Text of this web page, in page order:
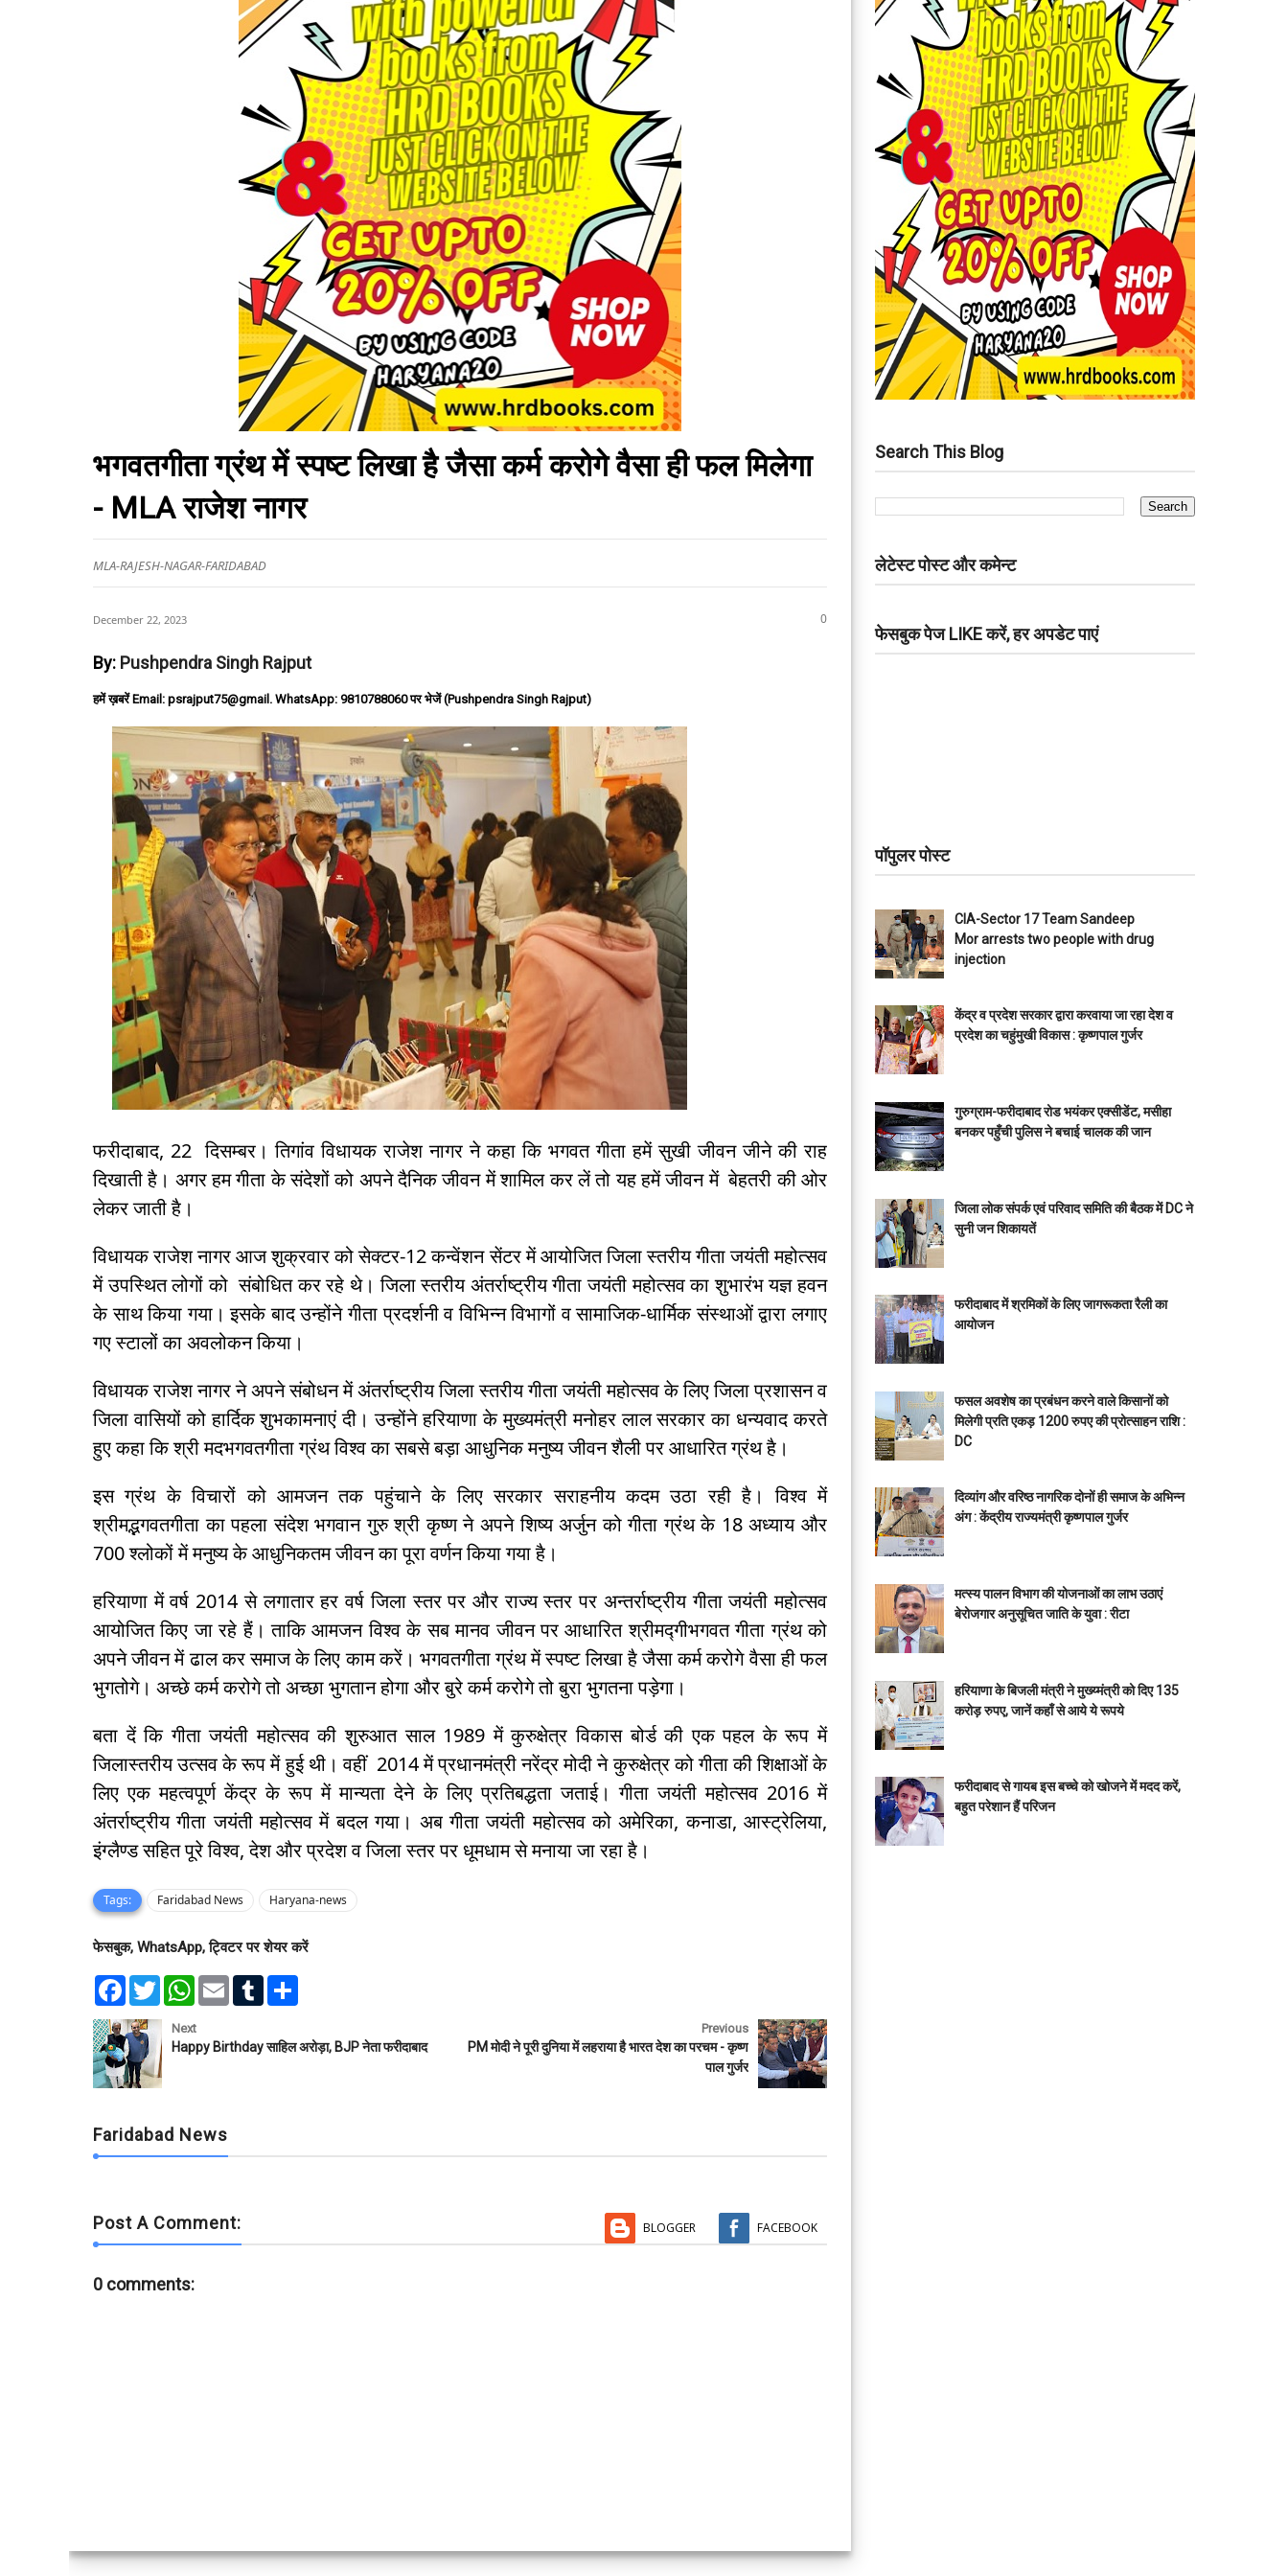
भगवतगीता ग्रंथ में स्पष्ट लिखा है जैसा कर्म करोगे वैसा ही फल मिलेगा
- MLA राजेश नागर
MLA-RAJESH-NAGAR-FARIDABAD
December 22, 2023 0
By: Pushpendra Singh Rajput
हमें ख़बरें Email: psrajput75@gmail. WhatsApp: 9810788060 पर भेजें (Pushpendra Singh Rajput)
फरीदाबाद, 22 दिसम्बर। तिगांव विधायक राजेश नागर ने कहा कि भगवत गीता हमें सुखी जीवन जीने की राह
दिखाती है। अगर हम गीता के संदेशों को अपने दैनिक जीवन में शामिल कर लें तो यह हमें जीवन में बेहतरी की ओर
लेकर जाती है।
विधायक राजेश नागर आज शुक्रवार को ‌सेक्टर-12 कन्वेंशन सेंटर में आयोजित जिला स्तरीय गीता जयंती महोत्सव
में उपस्थित लोगों को संबोधित कर रहे थे। जिला स्तरीय अंतर्राष्ट्रीय गीता जयंती महोत्सव का शुभारंभ यज्ञ हवन
के साथ किया गया। इसके बाद उन्होंने गीता प्रदर्शनी व विभिन्न विभागों व सामाजिक-धार्मिक संस्थाओं द्वारा लगाए
गए स्टालों का अवलोकन किया।
विधायक राजेश नागर ने अपने संबोधन में अंतर्राष्ट्रीय जिला स्तरीय गीता जयंती महोत्सव के लिए जिला प्रशासन व
जिला वासियों को हार्दिक शुभकामनाएं दी। उन्होंने हरियाणा के मुख्यमंत्री मनोहर लाल सरकार का धन्यवाद करते
हुए कहा कि श्री मदभगवतगीता ग्रंथ विश्व का सबसे बड़ा आधुनिक मनुष्य जीवन शैली पर आधारित ग्रंथ है।
इस ग्रंथ के विचारों को आमजन तक पहुंचाने के लिए सरकार सराहनीय कदम उठा रही है। विश्व में
श्रीमद्भगवतगीता का पहला संदेश भगवान गुरु श्री कृष्ण ने अपने शिष्य अर्जुन को गीता ग्रंथ के 18 अध्याय और
700 श्लोकों में मनुष्य के आधुनिकतम जीवन का पूरा वर्णन किया गया है।
हरियाणा में वर्ष 2014 से लगातार हर वर्ष जिला स्तर पर और राज्य स्तर पर अन्तर्राष्ट्रीय गीता जयंती महोत्सव
आयोजित किए जा रहे हैं। ताकि आमजन विश्व के सब मानव जीवन पर आधारित श्रीमद्गीभगवत गीता ग्रंथ को
अपने जीवन में ढाल कर समाज के लिए काम करें। भगवतगीता ग्रंथ में स्पष्ट लिखा है जैसा कर्म करोगे वैसा ही फल
भुगतोगे। अच्छे कर्म करोगे तो अच्छा भुगतान होगा और बुरे कर्म करोगे तो बुरा भुगतना पड़ेगा।
बता दें कि गीता जयंती महोत्सव की शुरुआत साल 1989 में कुरुक्षेत्र विकास बोर्ड की एक पहल के रूप में
जिलास्तरीय उत्सव के रूप में हुई थी। वहीं 2014 में प्रधानमंत्री नरेंद्र मोदी ने कुरुक्षेत्र को गीता की शिक्षाओं के
लिए एक महत्वपूर्ण केंद्र के रूप में मान्यता देने के लिए प्रतिबद्धता जताई। गीता जयंती महोत्सव 2016 में
अंतर्राष्ट्रीय गीता जयंती महोत्सव में बदल गया। अब गीता जयंती महोत्सव को अमेरिका, कनाडा, आस्ट्रेलिया,
इंग्लैण्ड सहित पूरे विश्व, देश और प्रदेश व जिला स्तर पर धूमधाम से मनाया जा रहा है।
Tags: Faridabad News Haryana-news
फेसबुक, WhatsApp, ट्विटर पर शेयर करें
F
e
b
o
o
k
T
w
t
e
r
W
t
s
A
E
l
T
l
e
Next
Happy Birthday साहिल अरोड़ा, BJP नेता फरीदाबाद
Previous
PM मोदी ने पूरी दुनिया में लहराया है भारत देश का परचम - कृष्ण
पाल गुर्जर
Faridabad News
Post A Comment: BLOGGER FACEBOOK
0 comments:
Search This Blog
लेटेस्ट पोस्ट और कमेन्ट
फेसबुक पेज LIKE करें, हर अपडेट पाएं
पॉपुलर पोस्ट
CIA-Sector 17 Team Sandeep
Mor arrests two people with drug
injection
केंद्र व प्रदेश सरकार द्वारा करवाया जा रहा देश व
प्रदेश का चहुंमुखी विकास : कृष्णपाल गुर्जर
गुरुग्राम-फरीदाबाद रोड भयंकर एक्सीडेंट, मसीहा
बनकर पहुँची पुलिस ने बचाई चालक की जान
जिला लोक संपर्क एवं परिवाद समिति की बैठक में DC ने
सुनी जन शिकायतें
फरीदाबाद में श्रमिकों के लिए जागरूकता रैली का
आयोजन
फसल अवशेष का प्रबंधन करने वाले किसानों को
मिलेगी प्रति एकड़ 1200 रुपए की प्रोत्साहन राशि :
DC
दिव्यांग और वरिष्ठ नागरिक दोनों ही समाज के अभिन्न
अंग : केंद्रीय राज्यमंत्री कृष्णपाल गुर्जर
मत्स्य पालन विभाग की योजनाओं का लाभ उठाएं
बेरोजगार अनुसूचित जाति के युवा : रीटा
हरियाणा के बिजली मंत्री ने मुख्य्मंत्री को दिए 135
करोड़ रुपए, जानें कहाँ से आये ये रूपये
फरीदाबाद से गायब इस बच्चे को खोजने में मदद करें,
बहुत परेशान हैं परिजन